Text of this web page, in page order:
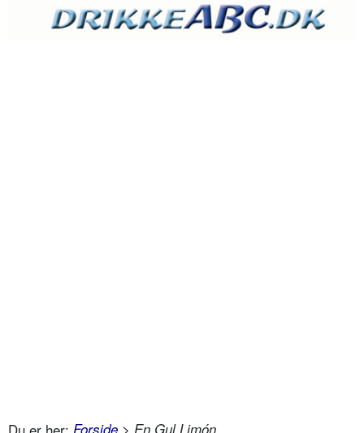
Forside > En Gul Limón